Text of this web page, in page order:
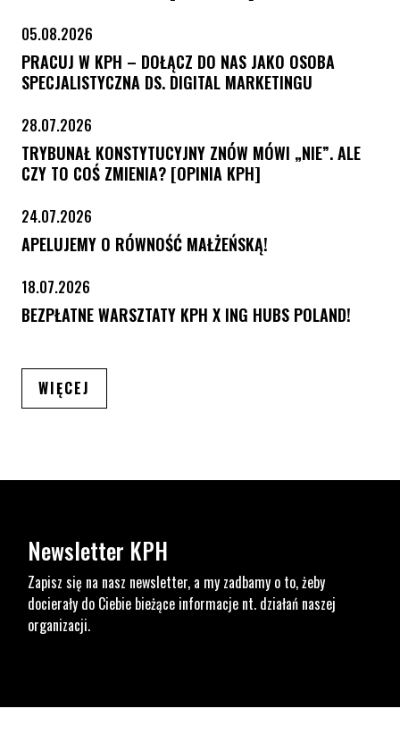
05.08.2026
PRACUJ W KPH – DOŁĄCZ DO NAS JAKO OSOBA
SPECJALISTYCZNA DS. DIGITAL MARKETINGU
28.07.2026
TRYBUNAŁ KONSTYTUCYJNY ZNÓW MÓWI „NIE”. ALE
CZY TO COŚ ZMIENIA? [OPINIA KPH]
24.07.2026
APELUJEMY O RÓWNOŚĆ MAŁŻEŃSKĄ!
18.07.2026
BEZPŁATNE WARSZTATY KPH X ING HUBS POLAND!
WIĘCEJ
Newsletter KPH
Zapisz się na nasz newsletter, a my zadbamy o to, żeby
docierały do Ciebie bieżące informacje nt. działań naszej
organizacji.